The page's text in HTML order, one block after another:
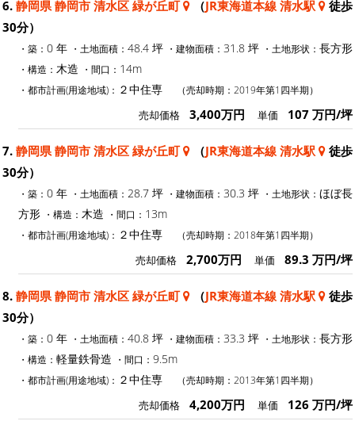
6. 静岡県 静岡市 清水区 緑が丘町 （JR東海道本線 清水駅
徒歩
30分）
・築： 0 年 ・土地面積： 48.4 坪 ・建物面積： 31.8 坪 ・土地形状： 長方形
・構造： 木造 ・間口： 14m
・都市計画(用途地域)： ２中住専 （売却時期：2019年第1四半期）
売却価格 3,400万円 単価 107 万円/坪
7. 静岡県 静岡市 清水区 緑が丘町 （JR東海道本線 清水駅
徒歩
30分）
・築： 0 年 ・土地面積： 28.7 坪 ・建物面積： 30.3 坪 ・土地形状： ほぼ長
方形 ・構造： 木造 ・間口： 13m
・都市計画(用途地域)： ２中住専 （売却時期：2018年第1四半期）
売却価格 2,700万円 単価 89.3 万円/坪
8. 静岡県 静岡市 清水区 緑が丘町 （JR東海道本線 清水駅
徒歩
30分）
・築： 0 年 ・土地面積： 40.8 坪 ・建物面積： 33.3 坪 ・土地形状： 長方形
・構造： 軽量鉄骨造 ・間口： 9.5m
・都市計画(用途地域)： ２中住専 （売却時期：2013年第1四半期）
売却価格 4,200万円 単価 126 万円/坪